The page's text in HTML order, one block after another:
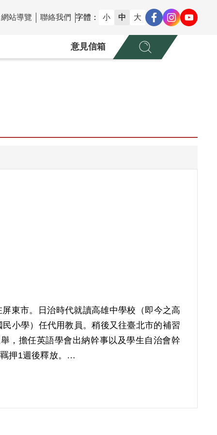
網站導覽 聯絡我們 字體： 小 中 大
意見信箱
東市。日治時代就讀高雄中學校（即今之高
小學）任代用教員。稍後又往臺北市的補習
，擔任英語學會出納幹事以及學生自治會幹
押1週後釋放。
，組織成員及關係者陸續遭到逮捕，林榮輝
織「愛國青年會」，與鄭澤雄、張金丙（師